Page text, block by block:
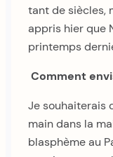
tant de siècles,
appris hier que
printemps
Comment
Je souhaiterais
main dans la
blasphème au